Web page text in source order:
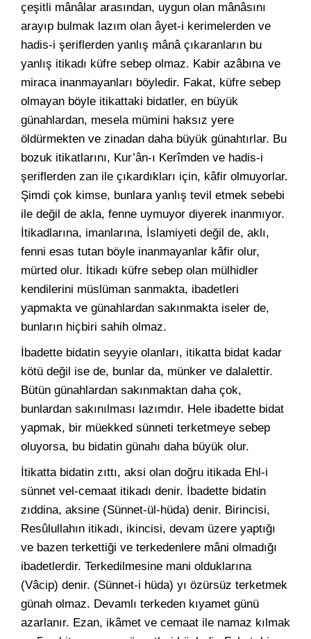
çeşitli mânâlar arasından, uygun olan mânâsını
arayıp bulmak lazım olan âyet-i kerimelerden ve
hadis-i şeriflerden yanlış mânâ çıkaranların bu
yanlış itikadı küfre sebep olmaz. Kabir azâbına ve
miraca inanmayanları böyledir. Fakat, küfre sebep
olmayan böyle itikattaki bidatler, en büyük
günahlardan, mesela mümini haksız yere
öldürmekten ve zinadan daha büyük günahtırlar. Bu
bozuk itikatlarını, Kur’ân-ı Kerîmden ve hadis-i
şeriflerden zan ile çıkardıkları için, kâfir olmuyorlar.
Şimdi çok kimse, bunlara yanlış tevil etmek sebebi
ile değil de akla, fenne uymuyor diyerek inanmıyor.
İtikadlarına, imanlarına, İslamiyeti değil de, aklı,
fenni esas tutan böyle inanmayanlar kâfir olur,
mürted olur. İtikadı küfre sebep olan mülhidler
kendilerini müslüman sanmakta, ibadetleri
yapmakta ve günahlardan sakınmakta iseler de,
bunların hiçbiri sahih olmaz.
İbadette bidatin seyyie olanları, itikatta bidat kadar
kötü değil ise de, bunlar da, münker ve dalalettir.
Bütün günahlardan sakınmaktan daha çok,
bunlardan sakınılması lazımdır. Hele ibadette bidat
yapmak, bir müekked sünneti terketmeye sebep
oluyorsa, bu bidatin günahı daha büyük olur.
İtikatta bidatin zıttı, aksi olan doğru itikada Ehl-i
sünnet vel-cemaat itikadı denir. İbadette bidatin
zıddina, aksine (Sünnet-ül-hüda) denir. Birincisi,
Resûlullahın itikadı, ikincisi, devam üzere yaptığı
ve bazen terkettiği ve terkedenlere mâni olmadığı
ibadetlerdir. Terkedilmesine mani olduklarına
(Vâcip) denir. (Sünnet-i hüda) yı özürsüz terketmek
günah olmaz. Devamlı terkeden kıyamet günü
azarlanır. Ezan, ikâmet ve cemaat ile namaz kılmak